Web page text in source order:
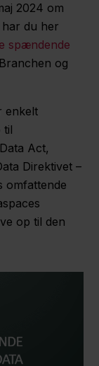
2024 om
har du her
spændende
og
enkelt
til
Act,
Direktivet –
omfattende
op til den